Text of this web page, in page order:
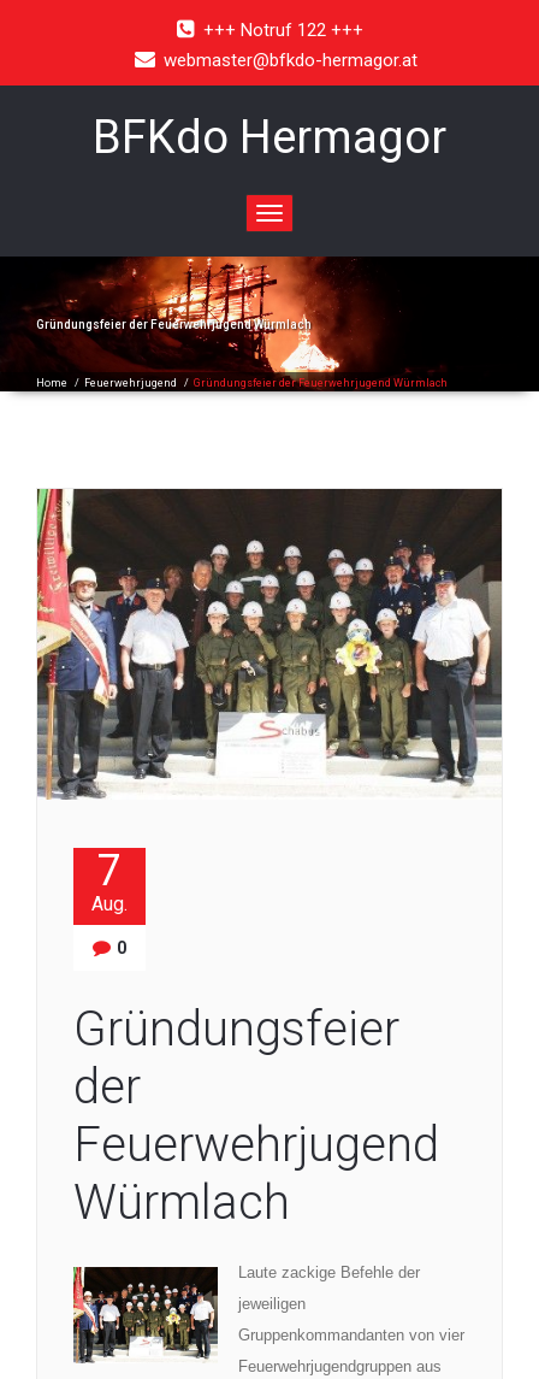
+++ Notruf 122 +++
webmaster@bfkdo-hermagor.at
BFKdo Hermagor
Toggle
navigation
Gründungsfeier der Feuerwehrjugend Würmlach
Home / Feuerwehrjugend / Gründungsfeier der Feuerwehrjugend Würmlach
7
Aug.
0
Gründungsfeier
der
Feuerwehrjugend
Würmlach
Laute zackige Befehle der
jeweiligen
Gruppenkommandanten von vier
Feuerwehrjugendgruppen aus